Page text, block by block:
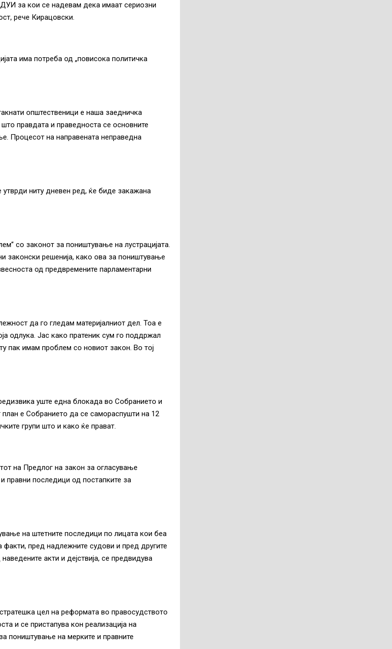
за кои се надевам дека имаат сериозни
рече Кирацовски.
има потреба од „повисока политичка
општественици е наша заедничка
правдата и праведноста се основните
Процесот на направената неправедна
ниту дневен ред, ќе биде закажана
со законот за поништување на лустрацијата.
законски решенија, како ова за поништување
од предвремените парламентарни
да го гледам материјалниот дел. Тоа е
одлука. Јас како пратеник сум го поддржал
пак имам проблем со новиот закон. Во тој
уште една блокада во Собранието и
е Собранието да се самораспушти на 12
групи што и како ќе прават.
на Предлог на закон за огласување
правни последици од постапките за
на штетните последици по лицата кои беа
пред надлежните судови и пред другите
акти и дејствија, се предвидува
цел на реформата во правосудството
и се пристапува кон реализација на
поништување на мерките и правните